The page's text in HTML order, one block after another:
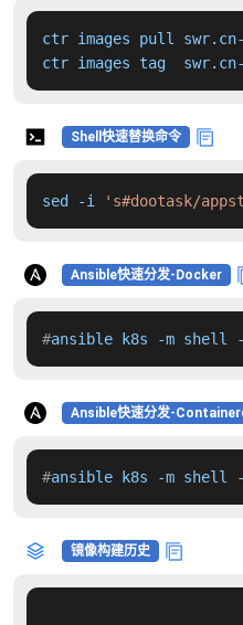
ctr images pull swr.cn-
ctr images tag
Shell快速替换命令
sed -i 's#dootask/
Ansible快速分发-Docker
#ansible k8s -m shell
Ansible快速分发-
#ansible k8s -m shell
镜像构建历史